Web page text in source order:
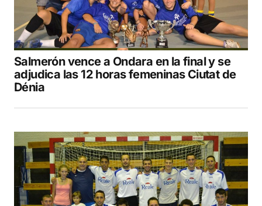
Salmerón vence a Ondara en la final y se
adjudica las 12 horas femeninas Ciutat de
Dénia